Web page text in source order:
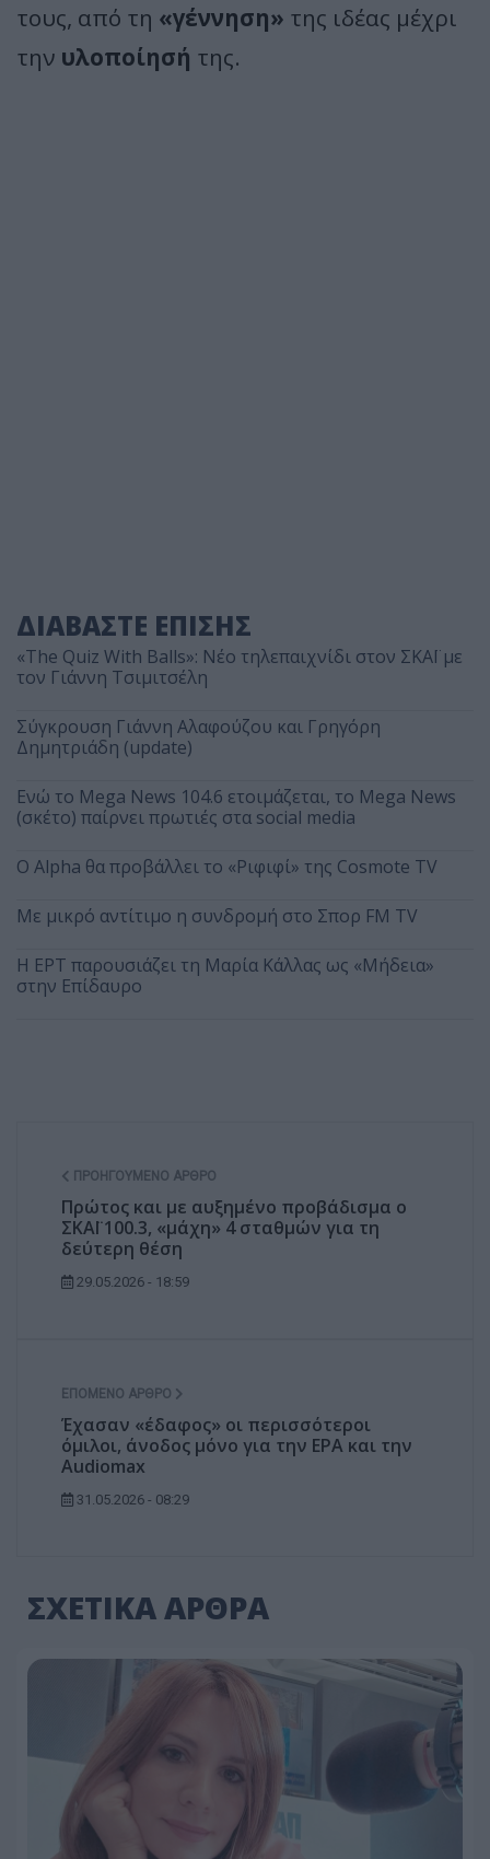
τους, από τη «γέννηση» της ιδέας μέχρι
την υλοποίησή της.
ΔΙΑΒΑΣΤΕ ΕΠΙΣΗΣ
«The Quiz With Balls»: Νέο τηλεπαιχνίδι στον ΣΚΑΪ με
τον Γιάννη Τσιμιτσέλη
Σύγκρουση Γιάννη Αλαφούζου και Γρηγόρη
Δημητριάδη (update)
Ενώ το Mega News 104.6 ετοιμάζεται, το Mega News
(σκέτο) παίρνει πρωτιές στα social media
Ο Alpha θα προβάλλει το «Ριφιφί» της Cosmote TV
Με μικρό αντίτιμο η συνδρομή στο Σπορ FM TV
Η ΕΡΤ παρουσιάζει τη Μαρία Κάλλας ως «Μήδεια»
στην Επίδαυρο
ΠΡΟΗΓΟΎΜΕΝΟ ΆΡΘΡΟ
Πρώτος και με αυξημένο προβάδισμα ο
ΣΚΑΪ 100.3, «μάχη» 4 σταθμών για τη
δεύτερη θέση
29.05.2026 - 18:59
ΕΠΌΜΕΝΟ ΆΡΘΡΟ
Έχασαν «έδαφος» οι περισσότεροι
όμιλοι, άνοδος μόνο για την ΕΡΑ και την
Audiomax
31.05.2026 - 08:29
ΣΧΕΤΙΚΑ ΑΡΘΡΑ